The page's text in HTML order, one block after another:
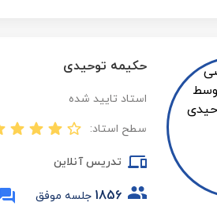
حکیمه توحیدی
استاد تایید شده
سطح استاد:
تدریس آنلاین
1856 جلسه موفق